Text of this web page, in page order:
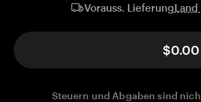
Vorauss. LieferungLand
$0.00
Steuern und Abgaben sind